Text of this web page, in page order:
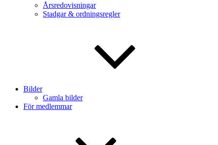
Årsredovisningar
Stadgar & ordningsregler
Bilder
Gamla bilder
För medlemmar